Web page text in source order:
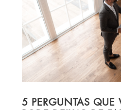
5 PERGUNTAS